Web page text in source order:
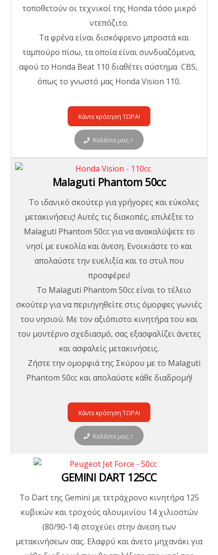
τοποθετούν οι τεχνικοί της Honda τόσο μικρό
ντεπόζιτο.
Τα φρένα είναι δισκόφρενο μπροστά και
ταμπούρο πίσω, τα οποία είναι συνδυαζόμενα,
αφού το Honda Beat 110 διαθέτει σύστημα CBS,
όπως το γνωστό μας Honda Vision 110.
Κάντε κράτηση ΤΩΡΑ!
Καλέστε μας..!
Malaguti Phantom 50cc
Το ιδανικό σκούτερ για γρήγορες και εύκολες
μετακινήσεις! Αυτές τις διακοπές, επιλέξτε το
Malaguti Phantom 50cc για να ανακαλύψετε το
νησί με ευκολία και άνεση. Ενοικιάστε το και
απολαύστε την ευελιξία και το στυλ που
προσφέρει!
Το Malaguti Phantom 50cc είναι το τέλειο
σκούτερ για να περιηγηθείτε στις όμορφες γωνιές
του νησιού. Με τον αξιόπιστο κινητήρα του και
τον μοντέρνο σχεδιασμό, σας εξασφαλίζει άνετες
και ασφαλείς μετακινήσεις.
Ζήστε την ομορφιά της Σκύρου με το Malaguti
Phantom 50cc και απολαύστε κάθε διαδρομή!
Κάντε κράτηση ΤΩΡΑ!
Καλέστε μας..!
GEMINI DART 125CC
Το Dart της Gemini με τετράχρονο κινητήρα 125
κυβικών και τροχούς αλουμινίου 14 χιλιοστών
(80/90-14) στοχεύει στην άνεση των
μετακινήσεων σας. Ελαφρύ και άνετο μηχανάκι για